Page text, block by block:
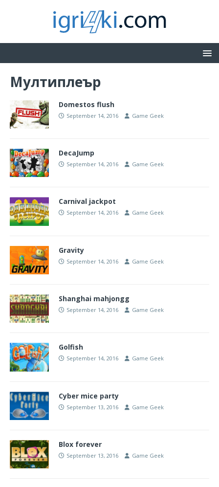
Мултиплеър
Domestos flush
September 14, 2016 Game Geek
DecaJump
September 14, 2016 Game Geek
Carnival jackpot
September 14, 2016 Game Geek
Gravity
September 14, 2016 Game Geek
Shanghai mahjongg
September 14, 2016 Game Geek
Golfish
September 14, 2016 Game Geek
Cyber mice party
September 13, 2016 Game Geek
Blox forever
September 13, 2016 Game Geek